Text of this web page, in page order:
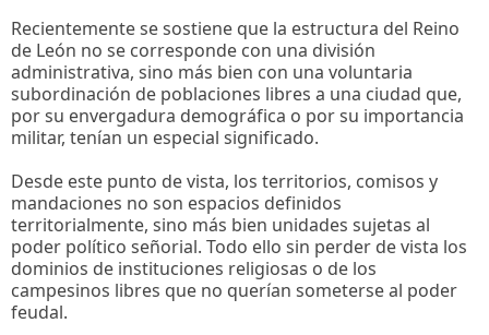
Recientemente se sostiene que la estructura del Reino
de León no se corresponde con una división
administrativa, sino más bien con una voluntaria
subordinación de poblaciones libres a una ciudad que,
por su envergadura demográfica o por su importancia
militar, tenían un especial significado.
Desde este punto de vista, los territorios, comisos y
mandaciones no son espacios definidos
territorialmente, sino más bien unidades sujetas al
poder político señorial. Todo ello sin perder de vista los
dominios de instituciones religiosas o de los
campesinos libres que no querían someterse al poder
feudal.